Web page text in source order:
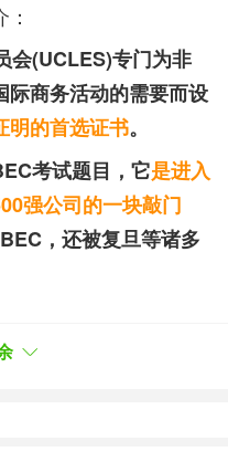
会(UCLES)专门为非
际商务活动的需要而设
明的首选证书。
考试题目，它是进入
强公司的一块敲门
，还被复旦等诸多
”、“商务英语”的代名